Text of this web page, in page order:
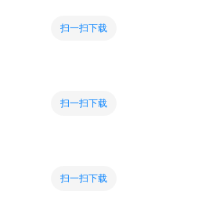
扫一扫下载
扫一扫下载
扫一扫下载